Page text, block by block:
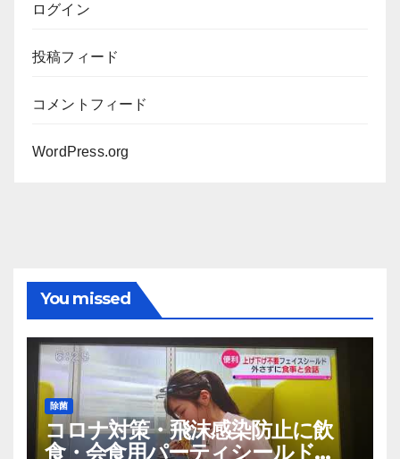
ログイン
投稿フィード
コメントフィード
WordPress.org
You missed
除菌
コロナ対策・飛沫感染防止に飲
食・会食用パーティシールド